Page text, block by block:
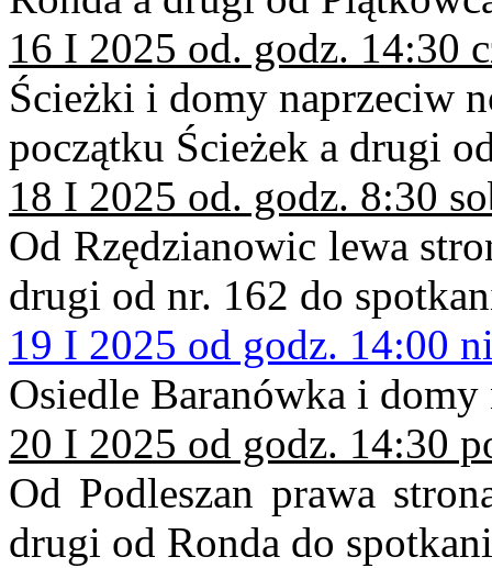
16 I 2025 od. godz. 14:30
Ścieżki i domy naprzeciw
początku Ścieżek a drugi
18 I 2025 od. godz. 8:30
Od Rzędzianowic lewa
drugi od nr. 162 do
19 I 2025 od godz. 14:00
Osiedle Baranówka i domy
20 I 2025 od godz. 14:30
Od Podleszan prawa
drugi od Ronda do